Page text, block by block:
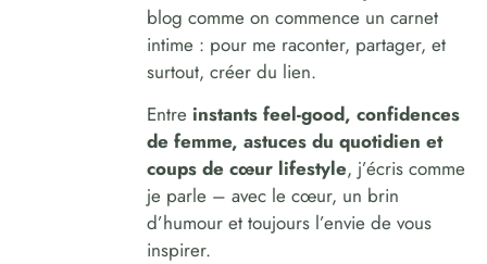
blog comme on commence un carnet
intime : pour me raconter, partager, et
surtout, créer du lien.
Entre instants feel-good, confidences
de femme, astuces du quotidien et
coups de cœur lifestyle, j’écris comme
je parle – avec le cœur, un brin
d’humour et toujours l’envie de vous
inspirer.